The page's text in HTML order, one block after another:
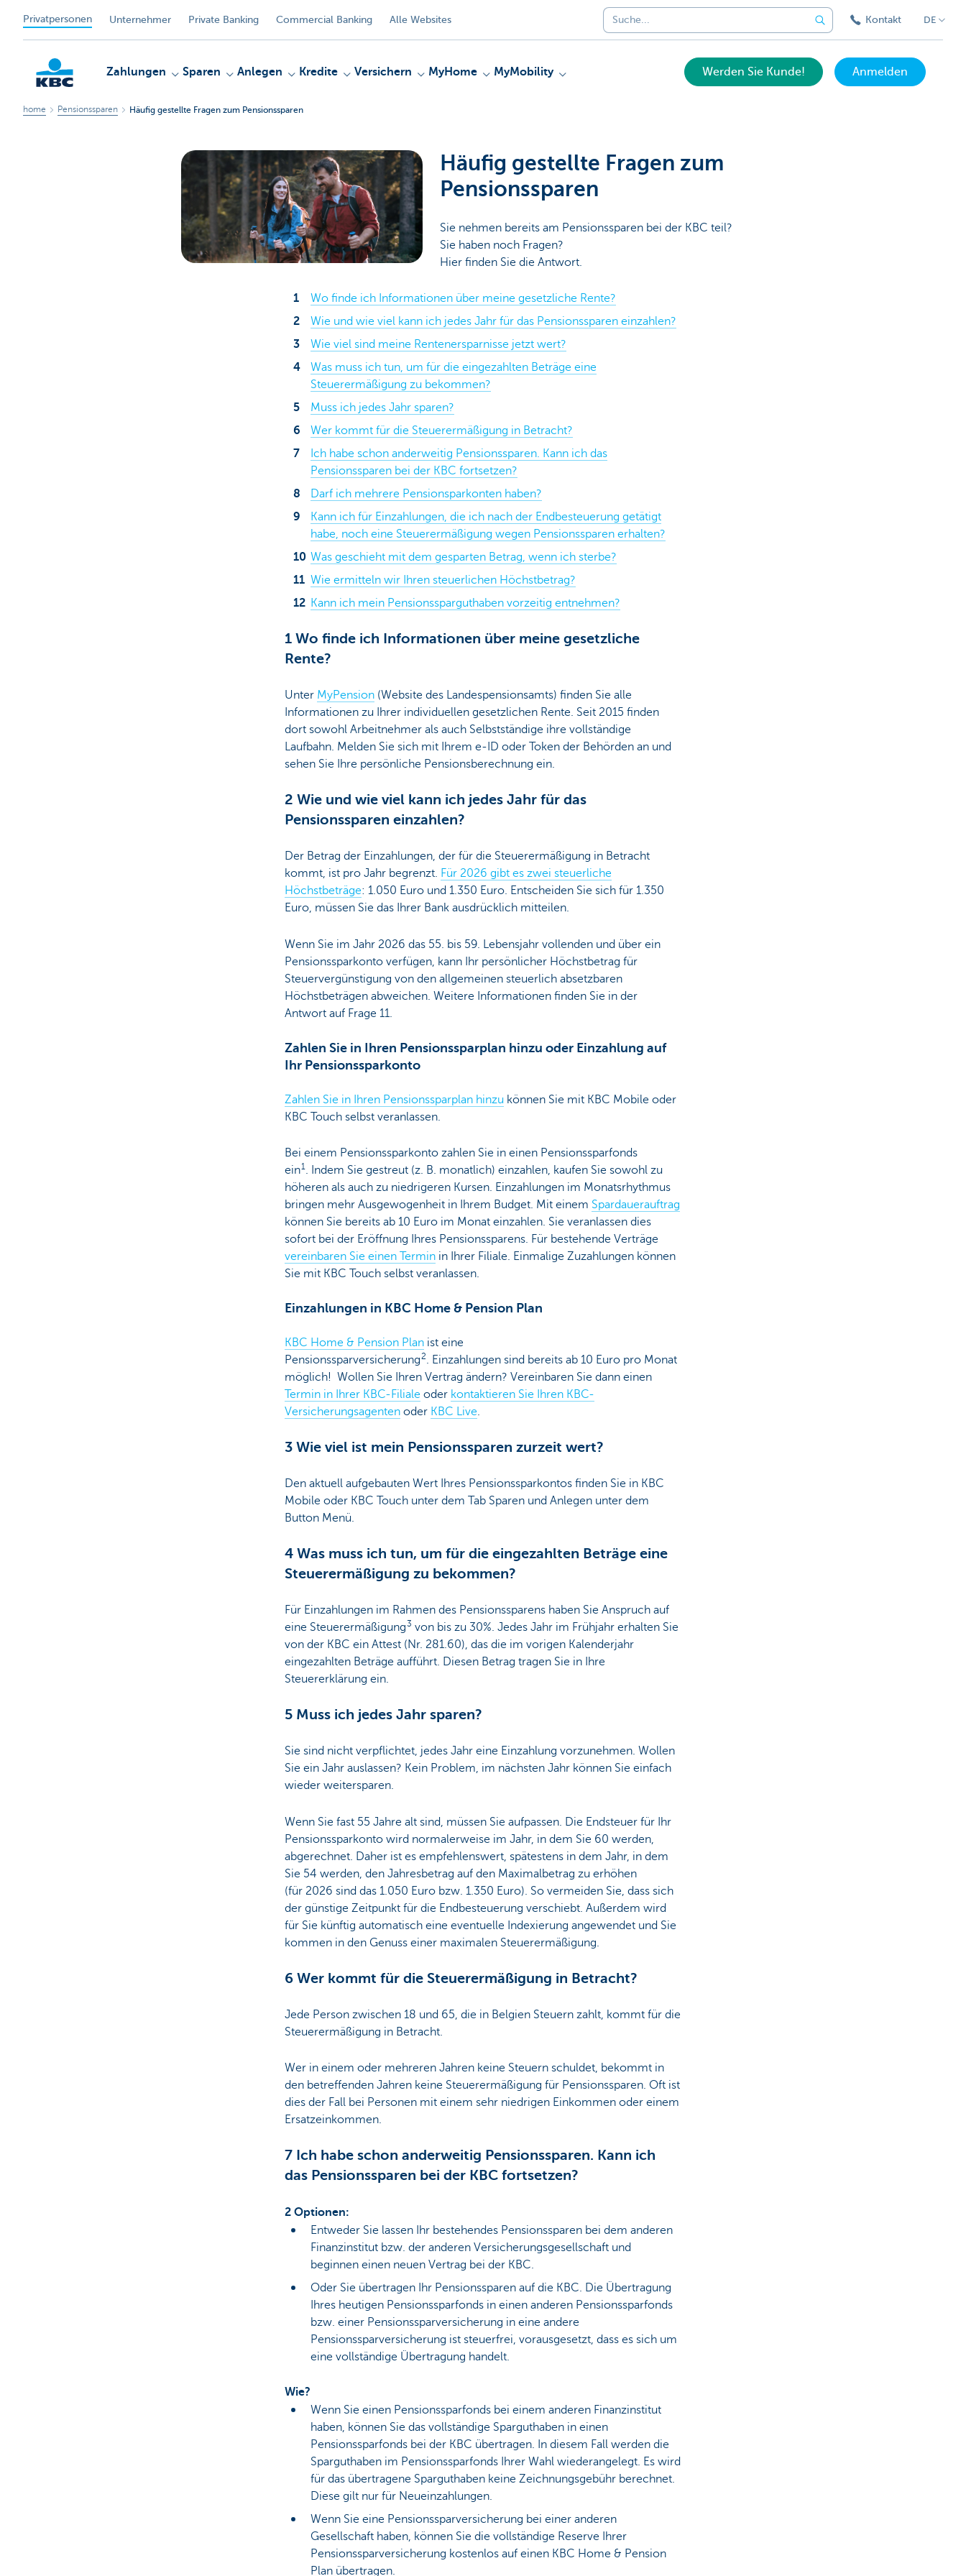
Privatpersonen Unternehmer Private Banking Commercial Banking Alle Websites Kontakt DE
Zahlungen Sparen Anlegen Kredite Versichern MyHome MyMobility Werden Sie Kunde! Anmelden
home Pensionssparen Häufig gestellte Fragen zum Pensionssparen
Häufig gestellte Fragen zum
Pensionssparen
Sie nehmen bereits am Pensionssparen bei der KBC teil?
Sie haben noch Fragen?
Hier finden Sie die Antwort.
Wo finde ich Informationen über meine gesetzliche Rente?
Wie und wie viel kann ich jedes Jahr für das Pensionssparen einzahlen?
Wie viel sind meine Rentenersparnisse jetzt wert?
Was muss ich tun, um für die eingezahlten Beträge eine
Steuerermäßigung zu bekommen?
Muss ich jedes Jahr sparen?
Wer kommt für die Steuerermäßigung in Betracht?
Ich habe schon anderweitig Pensionssparen. Kann ich das
Pensionssparen bei der KBC fortsetzen?
Darf ich mehrere Pensionsparkonten haben?
Kann ich für Einzahlungen, die ich nach der Endbesteuerung getätigt
habe, noch eine Steuerermäßigung wegen Pensionssparen erhalten?
Was geschieht mit dem gesparten Betrag, wenn ich sterbe?
Wie ermitteln wir Ihren steuerlichen Höchstbetrag?
Kann ich mein Pensionssparguthaben vorzeitig entnehmen?
1 Wo finde ich Informationen über meine gesetzliche
Rente?
Unter MyPension(Website des Landespensionsamts) finden Sie alle
Informationen zu Ihrer individuellen gesetzlichen Rente. Seit 2015 finden
dort sowohl Arbeitnehmer als auch Selbstständige ihre vollständige
Laufbahn. Melden Sie sich mit Ihrem e-ID oder Token der Behörden an und
sehen Sie Ihre persönliche Pensionsberechnung ein.
2 Wie und wie viel kann ich jedes Jahr für das
Pensionssparen einzahlen?
Der Betrag der Einzahlungen, der für die Steuerermäßigung in Betracht
kommt, ist pro Jahr begrenzt. Für 2026 gibt es zwei steuerliche
Höchstbeträge: 1.050 Euro und 1.350 Euro. Entscheiden Sie sich für 1.350
Euro, müssen Sie das Ihrer Bank ausdrücklich mitteilen.
Wenn Sie im Jahr 2026 das 55. bis 59. Lebensjahr vollenden und über ein
Pensionssparkonto verfügen, kann Ihr persönlicher Höchstbetrag für
Steuervergünstigung von den allgemeinen steuerlich absetzbaren
Höchstbeträgen abweichen. Weitere Informationen finden Sie in der
Antwort auf Frage 11.
Zahlen Sie in Ihren Pensionssparplan hinzu oder Einzahlung auf
Ihr Pensionssparkonto
Zahlen Sie in Ihren Pensionssparplan hinzukönnen Sie mit KBC Mobile oder
KBC Touch selbst veranlassen.
Bei einem Pensionssparkonto zahlen Sie in einen Pensionssparfonds
ein1. Indem Sie gestreut (z. B. monatlich) einzahlen, kaufen Sie sowohl zu
höheren als auch zu niedrigeren Kursen. Einzahlungen im Monatsrhythmus
bringen mehr Ausgewogenheit in Ihrem Budget. Mit einem Spardauerauftrag
können Sie bereits ab 10 Euro im Monat einzahlen. Sie veranlassen dies
sofort bei der Eröffnung Ihres Pensionssparens. Für bestehende Verträge
vereinbaren Sie einen Terminin Ihrer Filiale. Einmalige Zuzahlungen können
Sie mit KBC Touch selbst veranlassen.
Einzahlungen in KBC Home & Pension Plan
KBC Home & Pension Planist eine
Pensionssparversicherung2. Einzahlungen sind bereits ab 10 Euro pro Monat
möglich! Wollen Sie Ihren Vertrag ändern? Vereinbaren Sie dann einen
Termin in Ihrer KBC-Filiale oder kontaktieren Sie Ihren KBC-
Versicherungsagentenoder KBC Live.
3 Wie viel ist mein Pensionssparen zurzeit wert?
Den aktuell aufgebauten Wert Ihres Pensionssparkontos finden Sie in KBC
Mobile oder KBC Touch unter dem Tab Sparen und Anlegen unter dem
Button Menü.
4 Was muss ich tun, um für die eingezahlten Beträge eine
Steuerermäßigung zu bekommen?
Für Einzahlungen im Rahmen des Pensionssparens haben Sie Anspruch auf
eine Steuerermäßigung3 von bis zu 30%. Jedes Jahr im Frühjahr erhalten Sie
von der KBC ein Attest (Nr. 281.60), das die im vorigen Kalenderjahr
eingezahlten Beträge aufführt. Diesen Betrag tragen Sie in Ihre
Steuererklärung ein.
5 Muss ich jedes Jahr sparen?
Sie sind nicht verpflichtet, jedes Jahr eine Einzahlung vorzunehmen. Wollen
Sie ein Jahr auslassen? Kein Problem, im nächsten Jahr können Sie einfach
wieder weitersparen.
Wenn Sie fast 55 Jahre alt sind, müssen Sie aufpassen. Die Endsteuer für Ihr
Pensionssparkonto wird normalerweise im Jahr, in dem Sie 60 werden,
abgerechnet. Daher ist es empfehlenswert, spätestens in dem Jahr, in dem
Sie 54 werden, den Jahresbetrag auf den Maximalbetrag zu erhöhen
(für 2026 sind das 1.050 Euro bzw. 1.350 Euro). So vermeiden Sie, dass sich
der günstige Zeitpunkt für die Endbesteuerung verschiebt. Außerdem wird
für Sie künftig automatisch eine eventuelle Indexierung angewendet und Sie
kommen in den Genuss einer maximalen Steuerermäßigung.
6 Wer kommt für die Steuerermäßigung in Betracht?
Jede Person zwischen 18 und 65, die in Belgien Steuern zahlt, kommt für die
Steuerermäßigung in Betracht.
Wer in einem oder mehreren Jahren keine Steuern schuldet, bekommt in
den betreffenden Jahren keine Steuerermäßigung für Pensionssparen. Oft ist
dies der Fall bei Personen mit einem sehr niedrigen Einkommen oder einem
Ersatzeinkommen.
7 Ich habe schon anderweitig Pensionssparen. Kann ich
das Pensionssparen bei der KBC fortsetzen?
2 Optionen:
Entweder Sie lassen Ihr bestehendes Pensionssparen bei dem anderen
Finanzinstitut bzw. der anderen Versicherungsgesellschaft und
beginnen einen neuen Vertrag bei der KBC.
Oder Sie übertragen Ihr Pensionssparen auf die KBC. Die Übertragung
Ihres heutigen Pensionssparfonds in einen anderen Pensionssparfonds
bzw. einer Pensionssparversicherung in eine andere
Pensionssparversicherung ist steuerfrei, vorausgesetzt, dass es sich um
eine vollständige Übertragung handelt.
Wie?
Wenn Sie einen Pensionssparfonds bei einem anderen Finanzinstitut
haben, können Sie das vollständige Sparguthaben in einen
Pensionssparfonds bei der KBC übertragen. In diesem Fall werden die
Sparguthaben im Pensionssparfonds Ihrer Wahlwiederangelegt. Es wird
für das übertragene Sparguthaben keine Zeichnungsgebühr berechnet.
Diese gilt nur für Neueinzahlungen.
Wenn Sie eine Pensionssparversicherung bei einer anderen
Gesellschaft haben, können Sie die vollständige Reserve Ihrer
Pensionssparversicherung kostenlos auf einen KBC Home & Pension
Plan übertragen.